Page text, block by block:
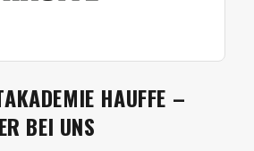
HAUFFE –
BEI UNS